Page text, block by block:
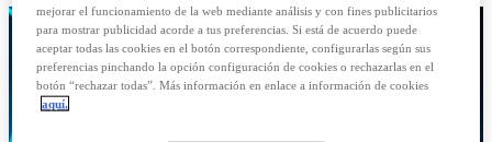
mejorar el funcionamiento de la web mediante análisis y con fines publicitarios
para mostrar publicidad acorde a tus preferencias. Si está de acuerdo puede
aceptar todas las cookies en el botón correspondiente, configurarlas según sus
preferencias pinchando la opción configuración de cookies o rechazarlas en el
botón “rechazar todas”. Más información en enlace a información de cookies
aquí.